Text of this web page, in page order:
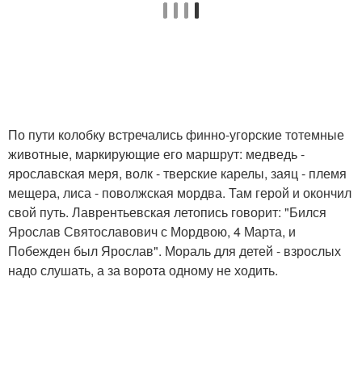
По пути колобку встречались финно-угорские тотемные
животные, маркирующие его маршрут: медведь -
ярославская меря, волк - тверские карелы, заяц - племя
мещера, лиса - поволжская мордва. Там герой и окончил
свой путь. Лаврентьевская летопись говорит: "Бился
Ярослав Святославович с Мордвою, 4 Марта, и
Побежден был Ярослав". Мораль для детей - взрослых
надо слушать, а за ворота одному не ходить.